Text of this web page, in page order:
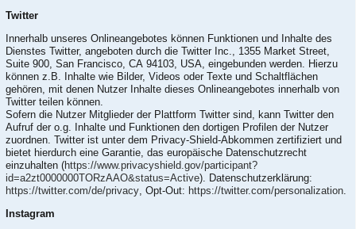
Twitter
Innerhalb unseres Onlineangebotes können Funktionen und Inhalte des
Dienstes Twitter, angeboten durch die Twitter Inc., 1355 Market Street,
Suite 900, San Francisco, CA 94103, USA, eingebunden werden. Hierzu
können z.B. Inhalte wie Bilder, Videos oder Texte und Schaltflächen
gehören, mit denen Nutzer Inhalte dieses Onlineangebotes innerhalb von
Twitter teilen können.
Sofern die Nutzer Mitglieder der Plattform Twitter sind, kann Twitter den
Aufruf der o.g. Inhalte und Funktionen den dortigen Profilen der Nutzer
zuordnen. Twitter ist unter dem Privacy-Shield-Abkommen zertifiziert und
bietet hierdurch eine Garantie, das europäische Datenschutzrecht
einzuhalten (https://www.privacyshield.gov/participant?
id=a2zt0000000TORzAAO&status=Active). Datenschutzerklärung:
https://twitter.com/de/privacy , Opt-Out: https://twitter.com/personalization
Instagram